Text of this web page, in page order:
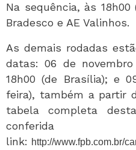
Na sequência, às 18h00
Bradesco e AE Valinhos.
As demais rodadas
datas: 06 de
18h00 (de Brasília); e
feira), também a partir
tabela completa
link: http://www.fpb.com.br/